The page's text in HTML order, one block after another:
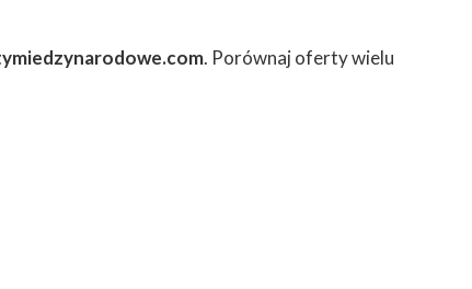
. Porównaj oferty wielu